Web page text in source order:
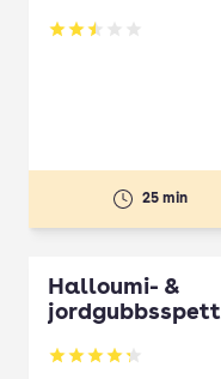
Betyg: 2.5 av 5
25 min
Halloumi- &
jordgubbsspett
Betyg: 4.3 av 5